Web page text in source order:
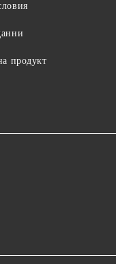
продукт